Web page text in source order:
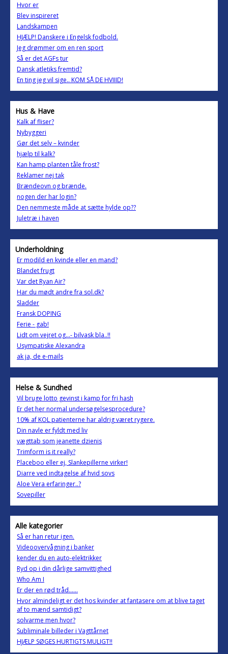
Hvor er
Blev inspireret
Landskampen
HJÆLP! Danskere i Engelsk fodbold.
Jeg drømmer om en ren sport
Så er det AGFs tur
Dansk atletiks fremtid?
En ting jeg vil sige.. KOM SÅ DE HVIIID!
Hus & Have
Kalk af fliser?
Nybyggeri
Gør det selv – kvinder
hjælp til kalk?
Kan hamp planten tåle frost?
Reklamer nej tak
Brændeovn og brænde.
nogen der har login?
Den nemmeste måde at sætte hylde op??
Juletræ i haven
Underholdning
Er modild en kvinde eller en mand?
Blandet frugt
Var det Ryan Air?
Har du mødt andre fra sol.dk?
Sladder
Fransk DOPING
Ferie - gab!
Lidt om vejret og…- bilvask bla..!!
Usympatiske Alexandra
ak ja, de e-mails
Helse & Sundhed
Vil bruge lotto gevinst i kamp for fri hash
Er det her normal undersøgelsesprocedure?
10% af KOL patienterne har aldrig været rygere.
Din navle er fyldt med liv
vægttab som jeanette dzienis
Trimform is it really?
Placeboo eller ej, Slankepillerne virker!
Diarre ved indtagelse af hvid sovs
Aloe Vera erfaringer..?
Sovepiller
Alle kategorier
Så er han retur igen.
Videoovervågning i banker
kender du en auto-elektrikker
Ryd op i din dårlige samvittighed
Who Am I
Er der en rød tråd......
Hvor almindeligt er det hos kvinder at fantasere om at blive taget
af to mænd samtidigt?
solvarme men hvor?
Subliminale billeder i Vagttårnet
HJÆLP SØGES HURTIGTS MULIGT!!